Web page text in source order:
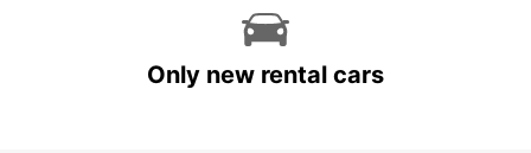
Only new rental cars